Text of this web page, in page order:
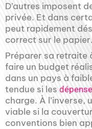
D’autres imposent
privée. Et dans
peut rapidement
correct sur le papier.
Préparer sa retraite
faire un budget
dans un pays à
tendue si les
charge. À l’inverse,
viable si la
conventions bien